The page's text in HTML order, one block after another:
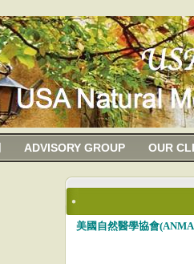
ADVISORY GROUP OUR
美國自然醫學協會